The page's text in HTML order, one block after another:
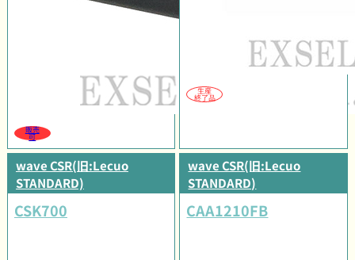
販売
可
生産
終了品
wave CSR(旧:Lecuo
STANDARD)
CSK700
wave CSR(旧:Lecuo
STANDARD)
CAA1210FB